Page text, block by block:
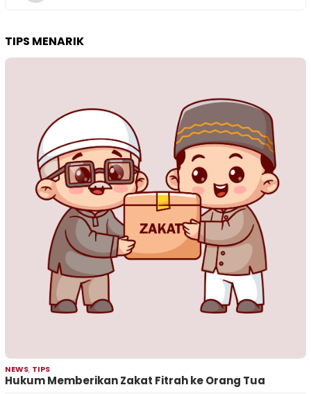
TIPS MENARIK
NEWS, TIPS
Hukum Memberikan Zakat Fitrah ke Orang Tua